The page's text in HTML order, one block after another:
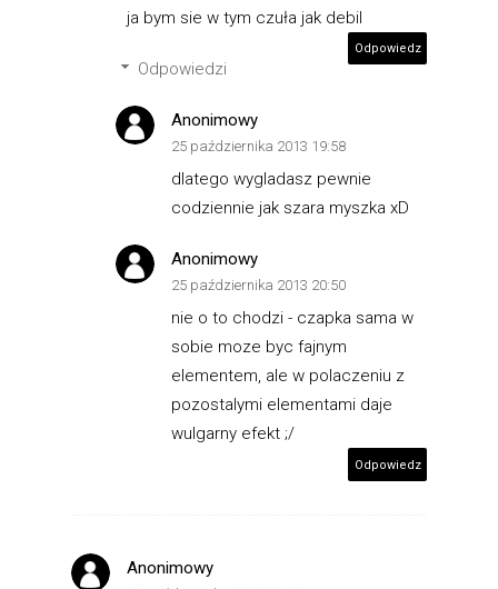
ja bym sie w tym czuła jak debil
Odpowiedz
Odpowiedzi
Anonimowy
25 października 2013 19:58
dlatego wygladasz pewnie
codziennie jak szara myszka xD
Anonimowy
25 października 2013 20:50
nie o to chodzi - czapka sama w
sobie moze byc fajnym
elementem, ale w polaczeniu z
pozostalymi elementami daje
wulgarny efekt ;/
Odpowiedz
Anonimowy